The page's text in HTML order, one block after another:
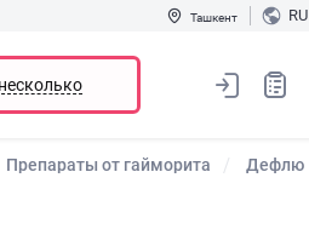
Ташкент RU
Препараты от гайморита Дефлю